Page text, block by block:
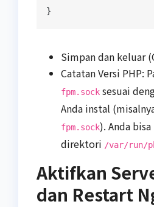
}
Simpan dan keluar
Catatan Versi PHP:
fpm.sock sesuai
Anda instal
fpm.sock). Anda
direktori /var/run/
Aktifkan
dan Restart